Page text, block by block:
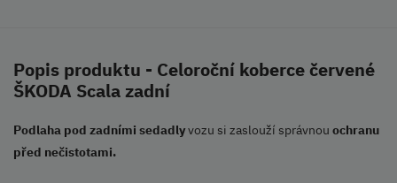
Popis produktu - Celoroční koberce červené
ŠKODA Scala zadní
Podlaha pod zadními sedadlyvozu si zaslouží správnou ochranu
před nečistotami.